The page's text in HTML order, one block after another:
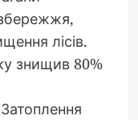
лісів.
знищив 80%
Затоплення